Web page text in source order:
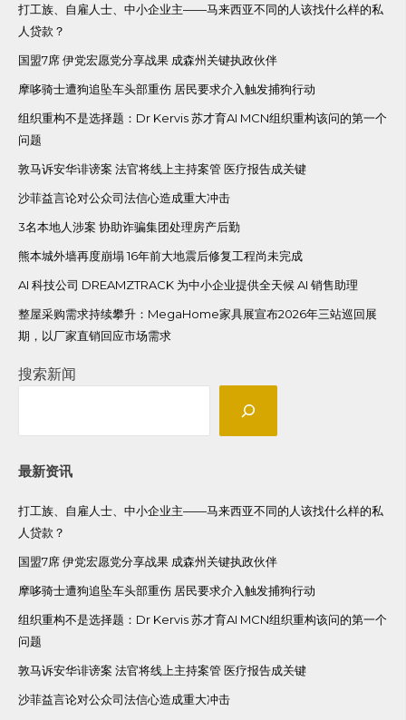
打工族、自雇人士、中小企业主——马来西亚不同的人该找什么样的私
人贷款？
国盟7席 伊党宏愿党分享战果 成森州关键执政伙伴
摩哆骑士遭狗追坠车头部重伤 居民要求介入触发捕狗行动
组织重构不是选择题：Dr Kervis 苏才育AI MCN组织重构该问的第一个
问题
敦马诉安华诽谤案 法官将线上主持案管 医疗报告成关键
沙菲益言论对公众司法信心造成重大冲击
3名本地人涉案 协助诈骗集团处理房产后勤
熊本城外墙再度崩塌 16年前大地震后修复工程尚未完成
AI 科技公司 DREAMZTRACK 为中小企业提供全天候 AI 销售助理
整屋采购需求持续攀升：MegaHome家具展宣布2026年三站巡回展
期，以厂家直销回应市场需求
搜索新闻
最新资讯
打工族、自雇人士、中小企业主——马来西亚不同的人该找什么样的私
人贷款？
国盟7席 伊党宏愿党分享战果 成森州关键执政伙伴
摩哆骑士遭狗追坠车头部重伤 居民要求介入触发捕狗行动
组织重构不是选择题：Dr Kervis 苏才育AI MCN组织重构该问的第一个
问题
敦马诉安华诽谤案 法官将线上主持案管 医疗报告成关键
沙菲益言论对公众司法信心造成重大冲击